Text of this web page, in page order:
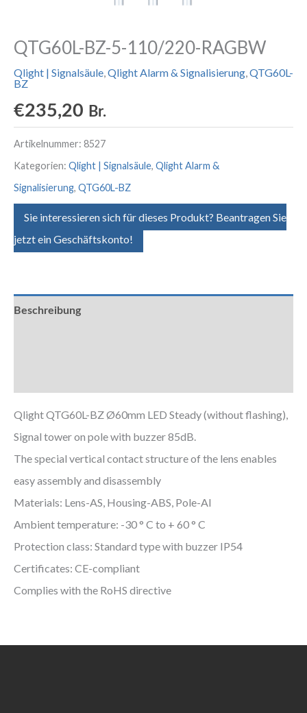
QTG60L-BZ-5-110/220-RAGBW
Qlight | Signalsäule,Qlight Alarm & Signalisierung,QTG60L-
BZ
€235,20 Br.
Artikelnummer: 8527
Kategorien: Qlight | Signalsäule, Qlight Alarm &
Signalisierung, QTG60L-BZ
Sie interessieren sich für dieses Produkt? Beantragen Sie
jetzt ein Geschäftskonto!
Beschreibung
Qlight QTG60L-BZ Ø60mm LED Steady (without flashing),
Signal tower on pole with buzzer 85dB.
The special vertical contact structure of the lens enables
easy assembly and disassembly
Materials: Lens-AS, Housing-ABS, Pole-Al
Ambient temperature: -30 ° C to + 60 ° C
Protection class: Standard type with buzzer IP54
Certificates: CE-compliant
Complies with the RoHS directive